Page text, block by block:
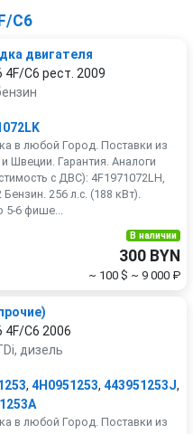
C6
двигателя
4F/C6 рест. 2009
в любой Город. Поставки из
Швеции. Гарантия. Аналоги
с ДВС): 4F1971072LH,
Бензин. 256 л.с. (188 кВт).
5-6 фише...
В наличии
300 BYN
~ 100 $ ~ 9 000 ₽
4F/C6 2006
дизель
, 4H0951253, 443951253J,
в любой Город. Поставки из